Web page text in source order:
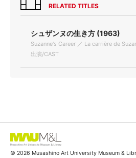
RELATED TITLES
シュザンヌの生き方 (1963)
Suzanne's Career ／ La carrière de
出演/CAST
© 2026 Musashino Art University Museum &